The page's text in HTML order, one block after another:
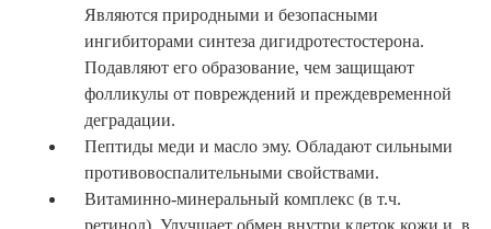
Являются природными и безопасными
ингибиторами синтеза дигидротестостерона.
Подавляют его образование, чем защищают
фолликулы от повреждений и преждевременной
деградации.
Пептиды меди и масло эму. Обладают сильными
противовоспалительными свойствами.
Витаминно-минеральный комплекс (в т.ч.
ретинол). Улучшает обмен внутри клеток кожи и, в